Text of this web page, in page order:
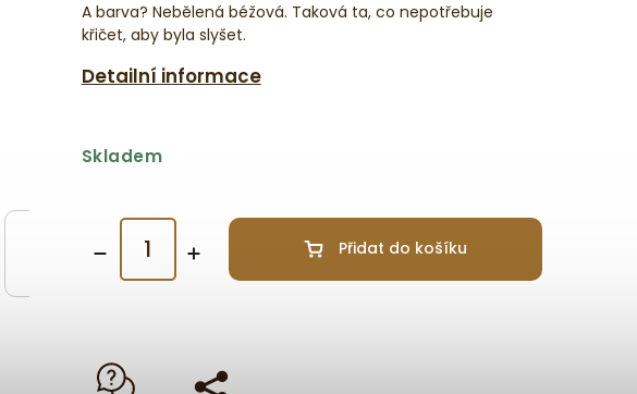
A barva? Nebělená béžová. Taková ta, co nepotřebuje
křičet, aby byla slyšet.
Detailní informace
Skladem
Přidat do košíku